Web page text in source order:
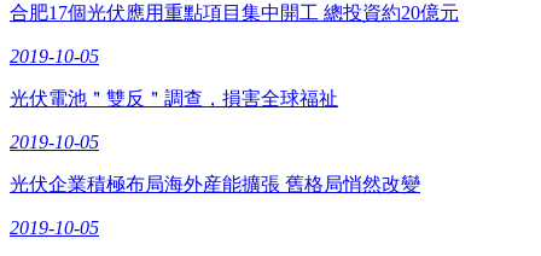
合肥17個光伏應用重點項目集中開工 總投資約20億元
2019-10-05
光伏電池＂雙反＂調查，損害全球福祉
2019-10-05
光伏企業積極布局海外産能擴張 舊格局悄然改變
2019-10-05